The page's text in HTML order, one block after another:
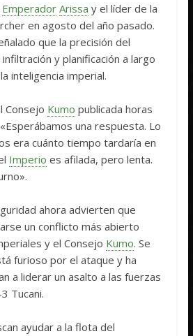
Emperador Arissa y el líder de la
en agosto del año pasado.
que la precisión del
y planificación a largo
inteligencia imperial.
Consejo Kumo publicada horas
una respuesta. Lo
era cuánto tiempo tardaría en
Imperio es afilada, pero lenta.
ahora advierten que
un conflicto más abierto
y el Consejo Kumo. Se
furioso por el ataque y ha
a liderar un asalto a las fuerzas
Tucani.
ayudar a la flota del